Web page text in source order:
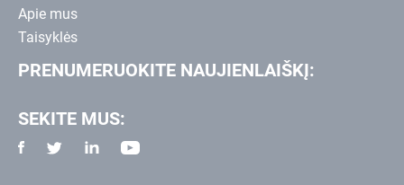
Apie mus
Taisyklės
PRENUMERUOKITE NAUJIENLAIŠKĮ:
SEKITE MUS: